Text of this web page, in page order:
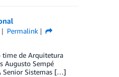
Permalink
time de Arquitetura
Augusto Sempé
Senior Sistemas […]